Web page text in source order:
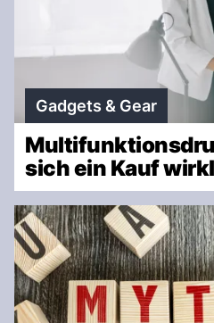
Gadgets & Gear
sich ein Kauf